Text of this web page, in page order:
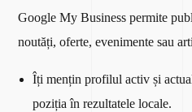
Google My Business permite
noutăți, oferte, evenimente sau
Îți mențin profilul activ și
poziția în rezultatele locale.